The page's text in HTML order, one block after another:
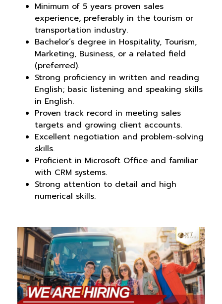
Minimum of 5 years proven sales
experience, preferably in the tourism or
transportation industry.
Bachelor’s degree in Hospitality, Tourism,
Marketing, Business, or a related field
(preferred).
Strong proficiency in written and reading
English; basic listening and speaking skills
in English.
Proven track record in meeting sales
targets and growing client accounts.
Excellent negotiation and problem-solving
skills.
Proficient in Microsoft Office and familiar
with CRM systems.
Strong attention to detail and high
numerical skills.